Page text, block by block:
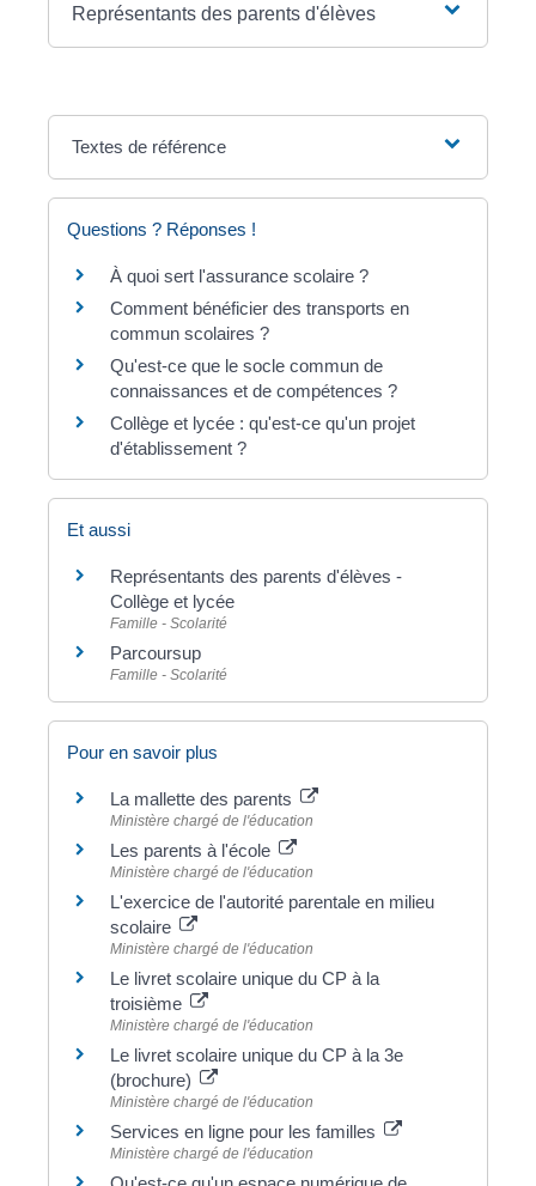
Représentants des parents d'élèves
Textes de référence
Questions ? Réponses !
À quoi sert l'assurance scolaire ?
Comment bénéficier des transports en
commun scolaires ?
Qu'est-ce que le socle commun de
connaissances et de compétences ?
Collège et lycée : qu'est-ce qu'un projet
d'établissement ?
Et aussi
Représentants des parents d'élèves -
Collège et lycée
Famille - Scolarité
Parcoursup
Famille - Scolarité
Pour en savoir plus
La mallette des parents
Ministère chargé de l'éducation
Les parents à l'école
Ministère chargé de l'éducation
L'exercice de l'autorité parentale en milieu
scolaire
Ministère chargé de l'éducation
Le livret scolaire unique du CP à la
troisième
Ministère chargé de l'éducation
Le livret scolaire unique du CP à la 3e
(brochure)
Ministère chargé de l'éducation
Services en ligne pour les familles
Ministère chargé de l'éducation